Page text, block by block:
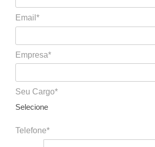
Email*
Empresa*
Seu Cargo*
Selecione
Telefone*